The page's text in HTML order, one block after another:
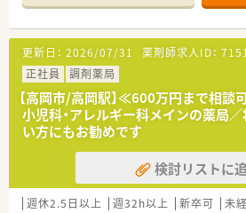
【店舗情報と応需状況について】
■最寄り駅から徒歩12分のアクセス
な好立地環境が整っております。
■処方箋は内科から外科まで多岐にわ
約100枚を応需しております。
■店舗は薬剤師4名と事務3名の体制
宅対応にも積極的に注力しておりま
【募集背景と求める人物像について】
■欠員補充ではなく体制強化に向け
実を図るため急募の求人となっており
■薬局長等のキャリアアップを見込
で一人薬剤師が可能な方を求めてい
更新日： 2026/07/31 薬剤師求人ID：
正社員
調剤薬局
【高岡市/高岡駅】≪600万円まで相談
小児科・アレルギー科メインの薬局
い方にもお勧めです
検討リストに
週休2.5日以上 週32h以上 新卒可 未